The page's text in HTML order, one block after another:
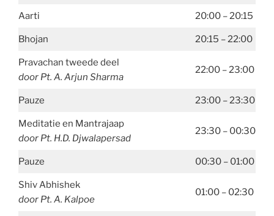
Aarti 20:00 – 20:15
Bhojan 20:15 – 22:00
Pravachan tweede deel
door Pt. A. Arjun Sharma
22:00 – 23:00
Pauze 23:00 – 23:30
Meditatie en Mantrajaap
door Pt. H.D. Djwalapersad
23:30 – 00:30
Pauze 00:30 – 01:00
Shiv Abhishek
door Pt. A. Kalpoe
01:00 – 02:30